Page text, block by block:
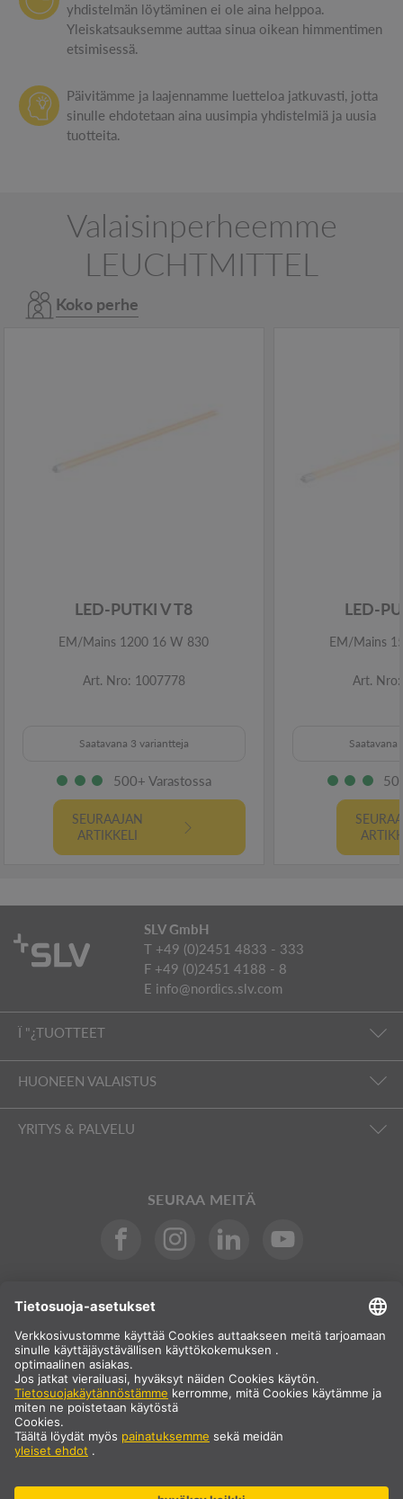
yhdistelmän löytäminen ei ole aina helppoa.
Yleiskatsauksemme auttaa sinua oikean himmentimen
etsimisessä.
Päivitämme ja laajennamme luetteloa jatkuvasti, jotta
sinulle ehdotetaan aina uusimpia yhdistelmiä ja uusia
tuotteita.
Valaisinperheemme
LEUCHTMITTEL
Koko perhe
LED-PUTKI V T8
EM/Mains 1200 16 W 830
Art. Nro: 1007778
Saatavana 3 variantteja
500+ Varastossa
SEURAAJAN
ARTIKKELI
LED-
EM/Mains
Art.
Saatavana
SLV GmbH
T +49 (0)2451 4833 - 333
F +49 (0)2451 4188 - 8
E info@nordics.slv.com
Ï "¿TUOTTEET
HUONEEN VALAISTUS
YRITYS & PALVELU
SEURAA MEITÄ
FI
Suomi
* Hinta ei sisällä arvonlisäveroa eikä toimituskuluja, jotka lisätään
** Ilmoitetut arvot ovat keskimääräisiä toimitusaikoja, ja ne
koskevat vakiotoimituksia Manner-Euroopassa edellyttäen, että
pidempi toimitusaika.